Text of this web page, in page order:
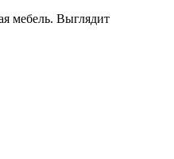
мебель. Выглядит